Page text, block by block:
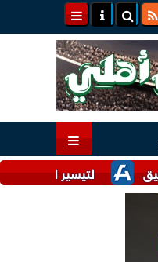
لتيسير الإجراءات.. وزارتا الصناعة والاستثمار